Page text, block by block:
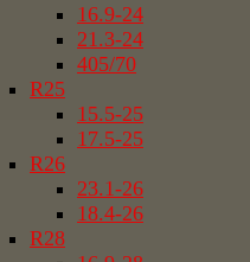
16.9-24
21.3-24
405/70
R25
15.5-25
17.5-25
R26
23.1-26
18.4-26
R28